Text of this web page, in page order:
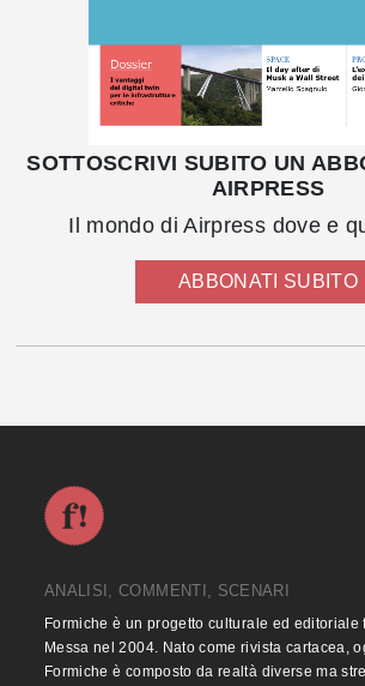
SOTTOSCRIVI SUBITO UN
AIRPRESS
Il mondo di Airpress dove e
ABBONATI SUBITO
ANALISI, COMMENTI, SCENARI
Formiche è un progetto culturale ed editoriale
Messa nel 2004. Nato come rivista cartacea,
Formiche è composto da realtà diverse ma